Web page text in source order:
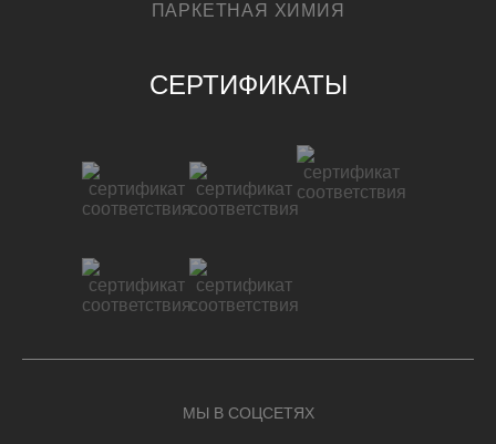
ПАРКЕТНАЯ ХИМИЯ
СЕРТИФИКАТЫ
МЫ В СОЦСЕТЯХ